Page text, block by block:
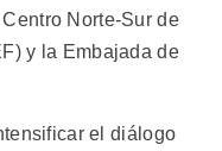
Norte-Sur de
y la Embajada de
el diálogo